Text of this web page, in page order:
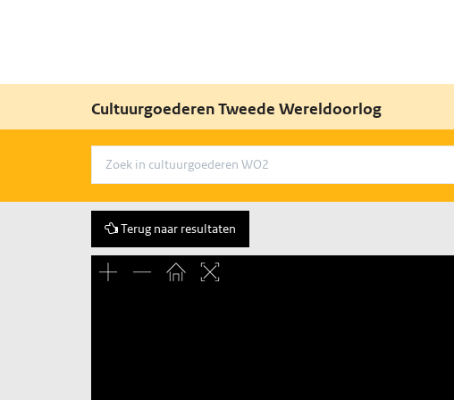
Cultuurgoederen Tweede Wereldoorlog
Terug naar resultaten